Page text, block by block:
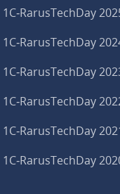
1C‑RarusTechDay
1C‑RarusTechDay
1C‑RarusTechDay
1C‑RarusTechDay
1C‑RarusTechDay
1C‑RarusTechDay